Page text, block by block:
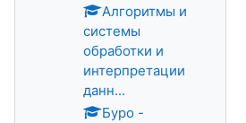
Алгоритмы и
системы
обработки и
интерпретации
данн...
Буро -